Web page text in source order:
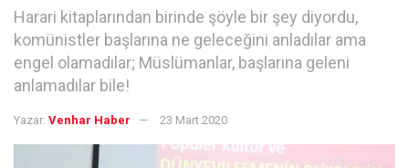
Harari kitaplarından birinde şöyle bir şey diyordu,
komünistler başlarına ne geleceğini anladılar ama
engel olamadılar; Müslümanlar, başlarına geleni
anlamadılar bile!
Yazar: Venhar Haber 23 Mart 2020